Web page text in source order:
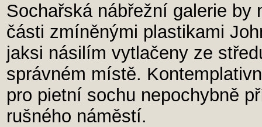
Sochařská nábřežní galerie
části zmíněnými plastikami
jaksi násilím vytlačeny ze
správném místě.
pro pietní sochu nepochybně
rušného náměstí.